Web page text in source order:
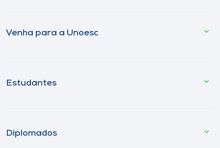
Venha para a Unoesc
Estudantes
Diplomados